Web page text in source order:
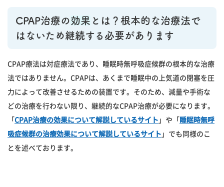
CPAP治療の効果 とは？根本的な治療法で
はないため継続する必要があります
CPAP療法は対症療法であり、睡眠時無呼吸症候群の根本的な治療
法ではありません。CPAPは、あくまで睡眠中の上気道の閉塞を圧
力によって改善させるための装置です。そのため、減量や手術な
どの治療を行わない限り、継続的なCPAP治療が必要になります。
「 CPAP治療の効果について解説しているサイト 」や「 睡眠時無呼
吸症候群の治療効果について解説しているサイト 」でも同様のこ
とを述べております。